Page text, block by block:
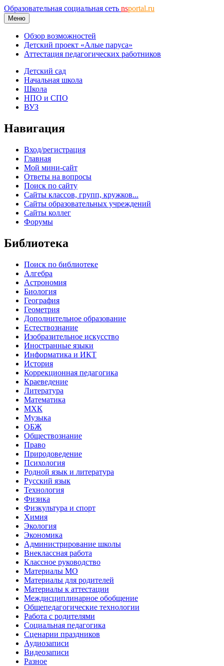
Образовательная социальная сеть nsportal.ru
Меню
Обзор возможностей
Детский проект «Алые паруса»
Аттестация педагогических работников
Детский сад
Начальная школа
Школа
НПО и СПО
ВУЗ
Навигация
Вход/регистрация
Главная
Мой мини-сайт
Ответы на вопросы
Поиск по сайту
Сайты классов, групп, кружков...
Сайты образовательных учреждений
Сайты коллег
Форумы
Библиотека
Поиск по библиотеке
Алгебра
Астрономия
Биология
География
Геометрия
Дополнительное образование
Естествознание
Изобразительное искусство
Иностранные языки
Информатика и ИКТ
История
Коррекционная педагогика
Краеведение
Литература
Математика
МХК
Музыка
ОБЖ
Обществознание
Право
Природоведение
Психология
Родной язык и литература
Русский язык
Технология
Физика
Физкультура и спорт
Химия
Экология
Экономика
Администрирование школы
Внеклассная работа
Классное руководство
Материалы МО
Материалы для родителей
Материалы к аттестации
Междисциплинарное обобщение
Общепедагогические технологии
Работа с родителями
Социальная педагогика
Сценарии праздников
Аудиозаписи
Видеозаписи
Разное